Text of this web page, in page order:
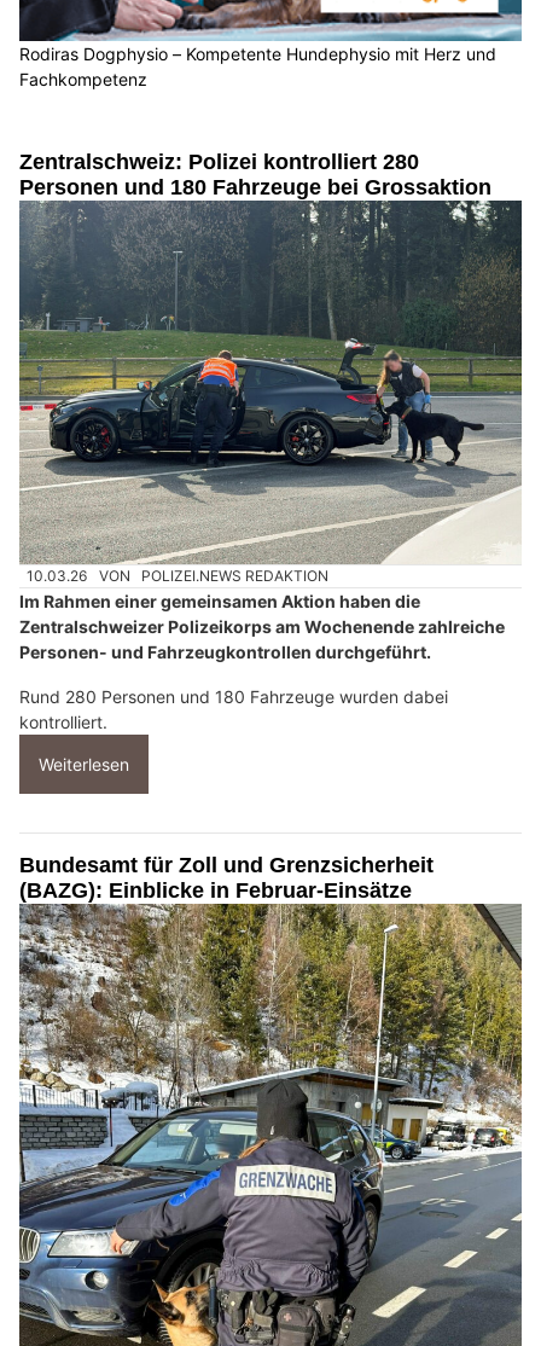
Rodiras Dogphysio – Kompetente Hundephysio mit Herz und
Fachkompetenz
Zentralschweiz: Polizei kontrolliert 280
Personen und 180 Fahrzeuge bei Grossaktion
10.03.26 VON POLIZEI.NEWS REDAKTION
Im Rahmen einer gemeinsamen Aktion haben die
Zentralschweizer Polizeikorps am Wochenende zahlreiche
Personen- und Fahrzeugkontrollen durchgeführt.
Rund 280 Personen und 180 Fahrzeuge wurden dabei
kontrolliert.
Weiterlesen
Bundesamt für Zoll und Grenzsicherheit
(BAZG): Einblicke in Februar-Einsätze